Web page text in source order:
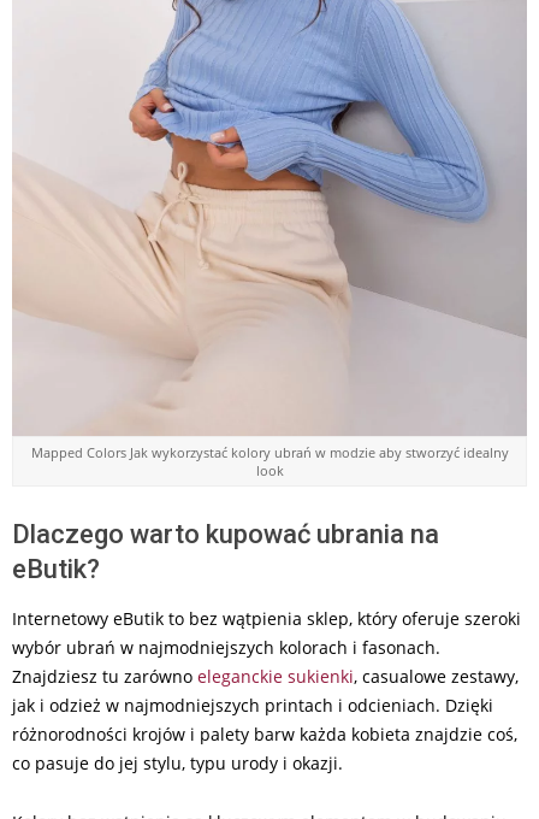
Mapped Colors Jak wykorzystać kolory ubrań w modzie aby stworzyć idealny
look
Dlaczego warto kupować ubrania na
eButik?
Internetowy eButik to bez wątpienia sklep, który oferuje szeroki
wybór ubrań w najmodniejszych kolorach i fasonach.
Znajdziesz tu zarówno eleganckie sukienki, casualowe zestawy,
jak i odzież w najmodniejszych printach i odcieniach. Dzięki
różnorodności krojów i palety barw każda kobieta znajdzie coś,
co pasuje do jej stylu, typu urody i okazji.